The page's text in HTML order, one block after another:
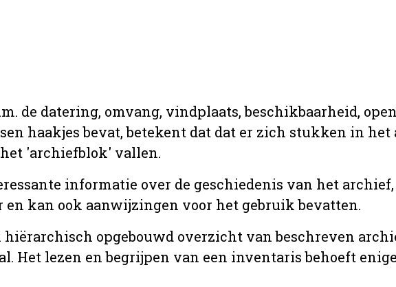
de datering, omvang, vindplaats, beschikbaarheid,
haakjes bevat, betekent dat dat er zich stukken in
'archiefblok' vallen.
informatie over de geschiedenis van het archief,
kan ook aanwijzingen voor het gebruik bevatten.
opgebouwd overzicht van beschreven
Het lezen en begrijpen van een inventaris behoeft